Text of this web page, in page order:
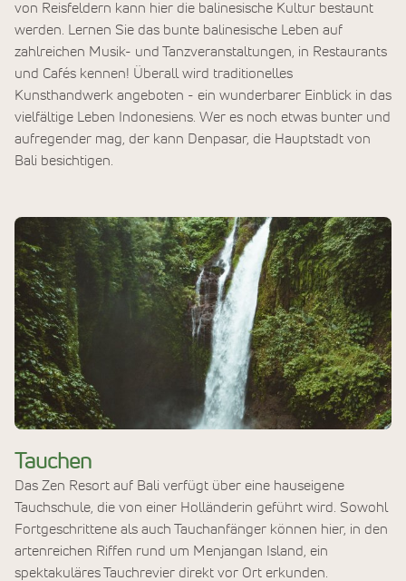
von Reisfeldern kann hier die balinesische Kultur bestaunt
werden. Lernen Sie das bunte balinesische Leben auf
zahlreichen Musik- und Tanzveranstaltungen, in Restaurants
und Cafés kennen! Überall wird traditionelles
Kunsthandwerk angeboten - ein wunderbarer Einblick in das
vielfältige Leben Indonesiens. Wer es noch etwas bunter und
aufregender mag, der kann Denpasar, die Hauptstadt von
Bali besichtigen.
Tauchen
Das Zen Resort auf Bali verfügt über eine hauseigene
Tauchschule, die von einer Holländerin geführt wird. Sowohl
Fortgeschrittene als auch Tauchanfänger können hier, in den
artenreichen Riffen rund um Menjangan Island, ein
spektakuläres Tauchrevier direkt vor Ort erkunden.